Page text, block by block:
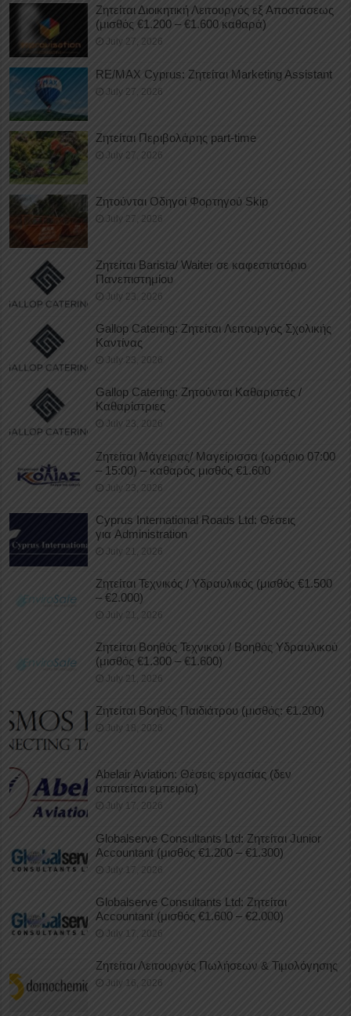
Ζητείται Διοικητική Λειτουργός εξ Αποστάσεως
(μισθός €1.200 – €1.600 καθαρά)
July 27, 2026
RE/MAX Cyprus: Ζητείται Marketing Assistant
July 27, 2026
Ζητείται Περιβολάρης part-time
July 27, 2026
Ζητούνται Οδηγοί Φορτηγού Skip
July 27, 2026
Ζητείται Barista/ Waiter σε καφεστιατόριο
Πανεπιστημίου
July 23, 2026
Gallop Catering: Ζητείται Λειτουργός Σχολικής
Καντίνας
July 23, 2026
Gallop Catering: Ζητούνται Καθαριστές /
Καθαρίστριες
July 23, 2026
Ζητείται Μάγειρας/ Μαγείρισσα (ωράριο 07:00
– 15:00) – καθαρός μισθός €1.600
July 23, 2026
Cyprus International Roads Ltd: Θέσεις
για Administration
July 21, 2026
Ζητείται Τεχνικός / Υδραυλικός (μισθός €1.500
– €2.000)
July 21, 2026
Ζητείται Βοηθός Τεχνικού / Βοηθός Υδραυλικού
(μισθός €1.300 – €1.600)
July 21, 2026
Ζητείται Βοηθός Παιδιάτρου (μισθός: €1.200)
July 18, 2026
Abelair Aviation: Θέσεις εργασίας (δεν
απαιτείται εμπειρία)
July 17, 2026
Globalserve Consultants Ltd: Ζητείται Junior
Accountant (μισθός €1.200 – €1.300)
July 17, 2026
Globalserve Consultants Ltd: Ζητείται
Accountant (μισθός €1.600 – €2.000)
July 17, 2026
Ζητείται Λειτουργός Πωλήσεων & Τιμολόγησης
July 16, 2026